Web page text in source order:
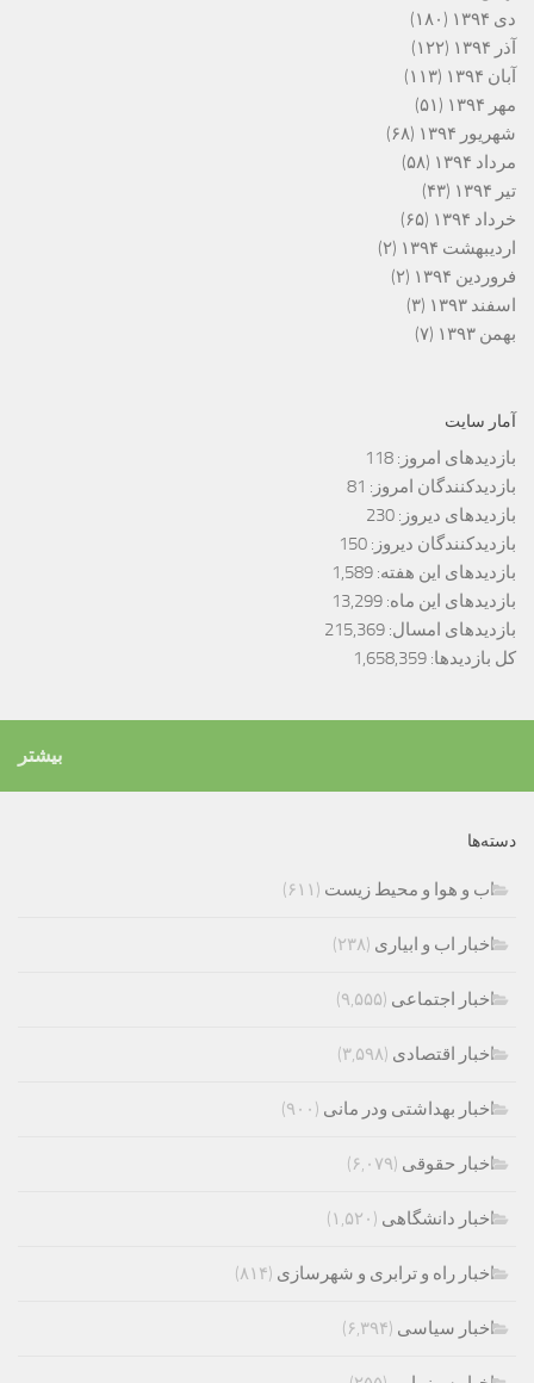
دی ۱۳۹۴
(۱۸۰)
آذر ۱۳۹۴
(۱۲۲)
آبان ۱۳۹۴
(۱۱۳)
مهر ۱۳۹۴
(۵۱)
شهریور ۱۳۹۴
(۶۸)
مرداد ۱۳۹۴
(۵۸)
تیر ۱۳۹۴
(۴۳)
خرداد ۱۳۹۴
(۶۵)
اردیبهشت ۱۳۹۴
(۲)
فروردین ۱۳۹۴
(۲)
اسفند ۱۳۹۳
(۳)
بهمن ۱۳۹۳
(۷)
آمار سایت
بازدیدهای امروز: 118
بازدیدکنندگان امروز: 81
بازدیدهای دیروز: 230
بازدیدکنندگان دیروز: 150
بازدیدهای این هفته: 1,589
بازدیدهای این ماه: 13,299
بازدیدهای امسال: 215,369
کل بازدیدها: 1,658,359
بیشتر
دسته‌ها
اب و هوا و محیط زیست (۶۱۱)
اخبار اب و ابیاری (۲۳۸)
اخبار اجتماعی (۹,۵۵۵)
اخبار اقتصادی (۳,۵۹۸)
اخبار بهداشتی ودر مانی (۹۰۰)
اخبار حقوقی (۶,۰۷۹)
اخبار دانشگاهی (۱,۵۲۰)
اخبار راه و ترابری و شهرسازی (۸۱۴)
اخبار سیاسی (۶,۳۹۴)